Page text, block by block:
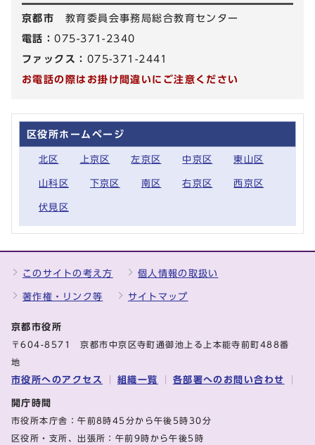
京都市 教育委員会事務局総合教育センター
電話：075-371-2340
ファックス： 075-371-2441
お電話の際はお掛け間違いにご注意ください
区役所ホームページ
北区 上京区 左京区 中京区 東山区
山科区 下京区 南区 右京区 西京区
伏見区
このサイトの考え方 個人情報の取扱い
著作権・リンク等 サイトマップ
京都市役所
〒604-8571 京都市中京区寺町通御池上る上本能寺前町488番
地
市役所へのアクセス 組織一覧 各部署へのお問い合わせ
開庁時間
市役所本庁舎：午前8時45分から午後5時30分
区役所・支所、出張所：午前9時から午後5時